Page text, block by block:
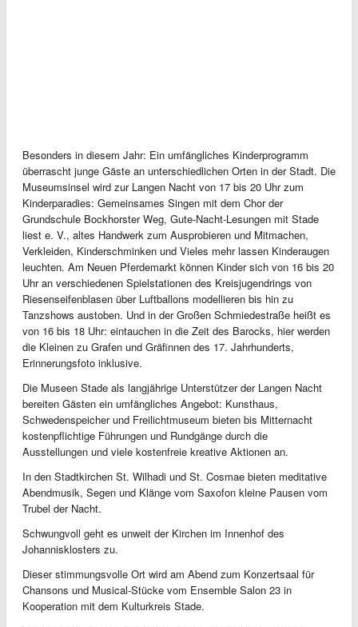
Besonders in diesem Jahr: Ein umfängliches Kinderprogramm
überrascht junge Gäste an unterschiedlichen Orten in der Stadt. Die
Museumsinsel wird zur Langen Nacht von 17 bis 20 Uhr zum
Kinderparadies: Gemeinsames Singen mit dem Chor der
Grundschule Bockhorster Weg, Gute-Nacht-Lesungen mit Stade
liest e. V., altes Handwerk zum Ausprobieren und Mitmachen,
Verkleiden, Kinderschminken und Vieles mehr lassen Kinderaugen
leuchten. Am Neuen Pferdemarkt können Kinder sich von 16 bis 20
Uhr an verschiedenen Spielstationen des Kreisjugendrings von
Riesenseifenblasen über Luftballons modellieren bis hin zu
Tanzshows austoben. Und in der Großen Schmiedestraße heißt es
von 16 bis 18 Uhr: eintauchen in die Zeit des Barocks, hier werden
die Kleinen zu Grafen und Gräfinnen des 17. Jahrhunderts,
Erinnerungsfoto inklusive.
Die Museen Stade als langjährige Unterstützer der Langen Nacht
bereiten Gästen ein umfängliches Angebot: Kunsthaus,
Schwedenspeicher und Freilichtmuseum bieten bis Mitternacht
kostenpflichtige Führungen und Rundgänge durch die
Ausstellungen und viele kostenfreie kreative Aktionen an.
In den Stadtkirchen St. Wilhadi und St. Cosmae bieten meditative
Abendmusik, Segen und Klänge vom Saxofon kleine Pausen vom
Trubel der Nacht.
Schwungvoll geht es unweit der Kirchen im Innenhof des
Johannisklosters zu.
Dieser stimmungsvolle Ort wird am Abend zum Konzertsaal für
Chansons und Musical-Stücke vom Ensemble Salon 23 in
Kooperation mit dem Kulturkreis Stade.